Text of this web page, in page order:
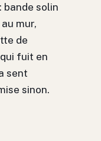
bande solin
mur,
de
fuit en
sent
sinon.